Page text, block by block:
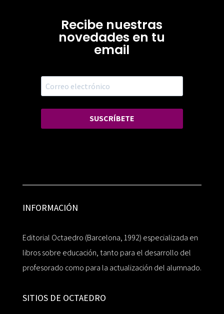
Recibe nuestras
novedades en tu
email
SUSCRÍBETE
INFORMACIÓN
Editorial Octaedro (Barcelona, 1992) especializada en
libros sobre educación, tanto para el desarrollo del
profesorado como para la actualización del alumnado.
SITIOS DE OCTAEDRO